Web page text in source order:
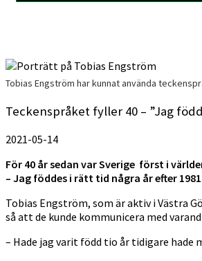
Tobias Engström har kunnat använda
Teckenspråket fyller 40 – ”Jag
2021-05-14
För 40 år sedan var Sverige först i
– Jag föddes i rätt tid några år efter
Tobias Engström, som är aktiv i Västra
så att de kunde kommunicera med
– Hade jag varit född tio år tidigare